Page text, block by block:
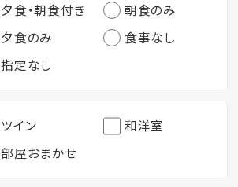
夕食・朝食付き
朝食のみ
夕食のみ
食事なし
指定なし
ツイン
和洋室
部屋おまかせ